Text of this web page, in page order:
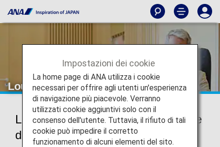
Lounge dell'aeroporto di Phnom Penh
Lounge dell'aeroporto internazionale
di Phnom Penh
Impostazioni dei cookie
La home page di ANA utilizza i cookie
necessari per offrire agli utenti un'esperienza
di navigazione più piacevole. Verranno
utilizzati cookie aggiuntivi solo con il
consenso dell'utente. Tuttavia, il rifiuto di tali
cookie può impedire il corretto
funzionamento di alcuni elementi del sito.